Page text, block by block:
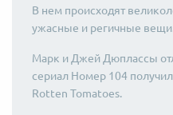
В нем происходят
ужасные и регичные
Марк и Джей Дюплассы
сериал Номер 104
Rotten Tomatoes.